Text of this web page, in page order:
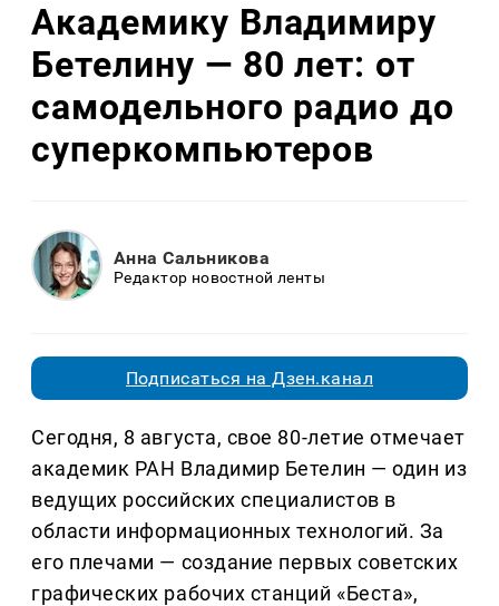
Академику Владимиру
Бетелину — 80 лет: от
самодельного радио до
суперкомпьютеров
Анна Сальникова
Редактор новостной ленты
Подписаться на Дзен.канал
Сегодня, 8 августа, свое 80-летие отмечает
академик РАН Владимир Бетелин — один из
ведущих российских специалистов в
области информационных технологий. За
его плечами — создание первых советских
графических рабочих станций «Беста»,